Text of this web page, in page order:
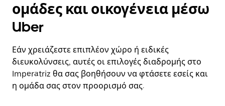
ομάδες και οικογένεια μέσω
Uber
Εάν χρειάζεστε επιπλέον χώρο ή ειδικές
διευκολύνσεις, αυτές οι επιλογές διαδρομής στο
Imperatriz θα σας βοηθήσουν να φτάσετε εσείς και
η ομάδα σας στον προορισμό σας.